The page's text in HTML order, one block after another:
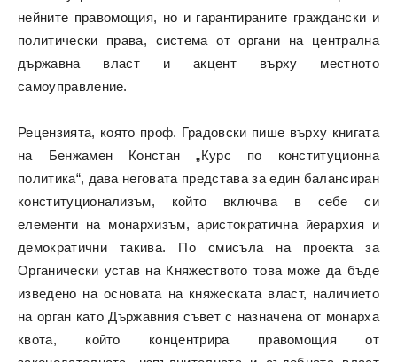
нейните правомощия, но и гарантираните граждански и
политически права, система от органи на централна
държавна власт и акцент върху местното
самоуправление.
Рецензията, която проф. Градовски пише върху книгата
на Бенжамен Констан „Курс по конституционна
политика“, дава неговата представа за един балансиран
конституционализъм, който включва в себе си
елементи на монархизъм, аристократична йерархия и
демократични такива. По смисъла на проекта за
Органически устав на Княжеството това може да бъде
изведено на основата на княжеската власт, наличието
на орган като Държавния съвет с назначена от монарха
квота, който концентрира правомощия от